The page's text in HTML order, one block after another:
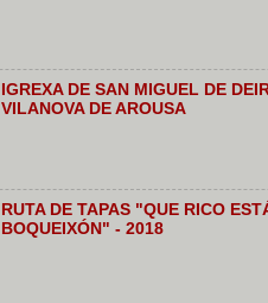
IGREXA DE SAN MIGUEL DE
VILANOVA DE AROUSA
RUTA DE TAPAS "QUE RICO
BOQUEIXÓN" - 2018